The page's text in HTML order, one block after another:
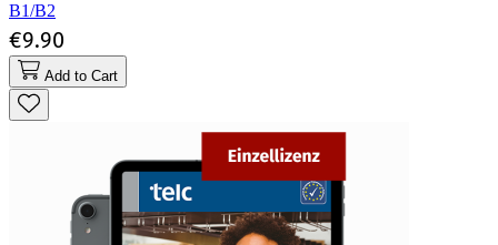
B1/B2
€9.90
Add to Cart